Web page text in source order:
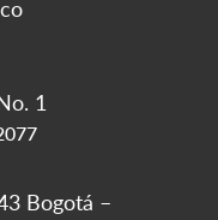
1
Bogotá –